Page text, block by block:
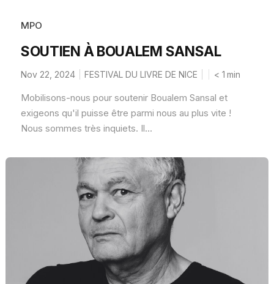
MPO
SOUTIEN À BOUALEM SANSAL
Nov 22, 2024 FESTIVAL DU LIVRE DE NICE < 1 min
Mobilisons-nous pour soutenir Boualem Sansal et
exigeons qu'il puisse être parmi nous au plus vite !
Nous sommes très inquiets. Il...